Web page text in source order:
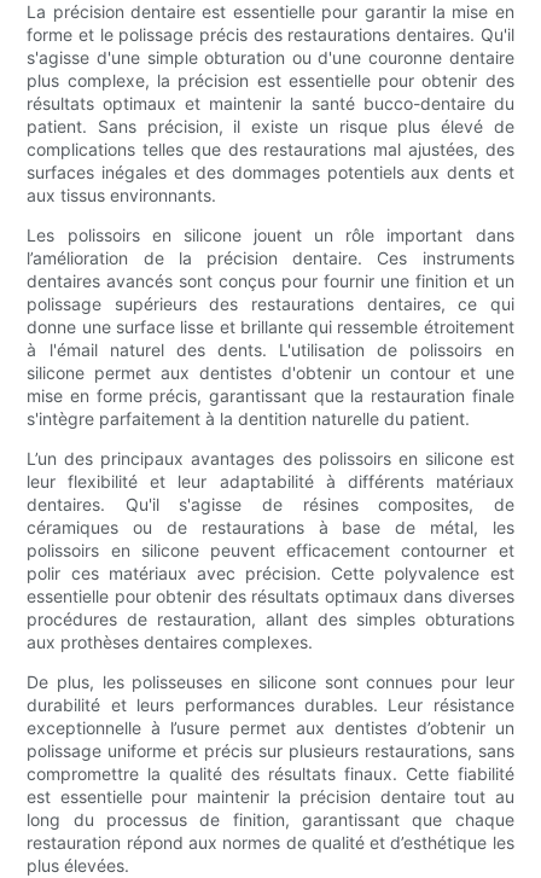
La précision dentaire est essentielle pour garantir la mise en
forme et le polissage précis des restaurations dentaires. Qu'il
s'agisse d'une simple obturation ou d'une couronne dentaire
plus complexe, la précision est essentielle pour obtenir des
résultats optimaux et maintenir la santé bucco-dentaire du
patient. Sans précision, il existe un risque plus élevé de
complications telles que des restaurations mal ajustées, des
surfaces inégales et des dommages potentiels aux dents et
aux tissus environnants.
Les polissoirs en silicone jouent un rôle important dans
l’amélioration de la précision dentaire. Ces instruments
dentaires avancés sont conçus pour fournir une finition et un
polissage supérieurs des restaurations dentaires, ce qui
donne une surface lisse et brillante qui ressemble étroitement
à l'émail naturel des dents. L'utilisation de polissoirs en
silicone permet aux dentistes d'obtenir un contour et une
mise en forme précis, garantissant que la restauration finale
s'intègre parfaitement à la dentition naturelle du patient.
L’un des principaux avantages des polissoirs en silicone est
leur flexibilité et leur adaptabilité à différents matériaux
dentaires. Qu'il s'agisse de résines composites, de
céramiques ou de restaurations à base de métal, les
polissoirs en silicone peuvent efficacement contourner et
polir ces matériaux avec précision. Cette polyvalence est
essentielle pour obtenir des résultats optimaux dans diverses
procédures de restauration, allant des simples obturations
aux prothèses dentaires complexes.
De plus, les polisseuses en silicone sont connues pour leur
durabilité et leurs performances durables. Leur résistance
exceptionnelle à l’usure permet aux dentistes d’obtenir un
polissage uniforme et précis sur plusieurs restaurations, sans
compromettre la qualité des résultats finaux. Cette fiabilité
est essentielle pour maintenir la précision dentaire tout au
long du processus de finition, garantissant que chaque
restauration répond aux normes de qualité et d’esthétique les
plus élevées.